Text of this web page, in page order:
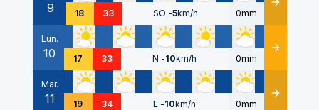
9 18 33 SO -5km/h 0mm Détails
Lun.
10 17 33 N -10km/h 0mm Détails
Mar.
11 19 34 E -10km/h 0mm Détails